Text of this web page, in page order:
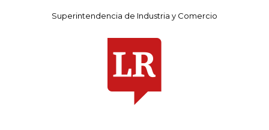
Superintendencia de Industria y Comercio